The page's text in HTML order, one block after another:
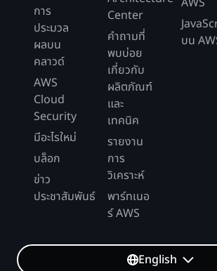
การ
ประมวล
ผลบน
คลาวด์
AWS
Cloud
Security
มีอะไรใหม่
บล็อก
ข่าว
ประชาสัมพันธ์
Center
คำถามที่
พบบ่อย
เกี่ยวกับ
ผลิตภัณฑ์
และ
เทคนิค
รายงาน
การ
วิเคราะห์
พาร์ทเนอ
ร์ AWS
บน
English